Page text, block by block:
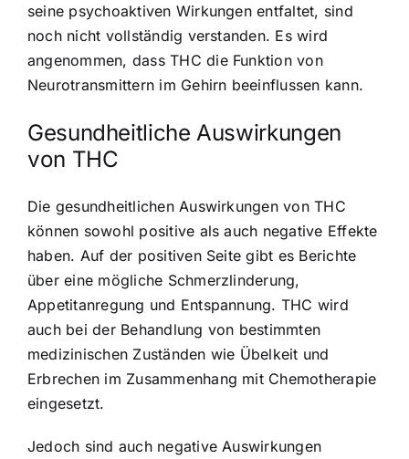
seine psychoaktiven Wirkungen entfaltet, sind
noch nicht vollständig verstanden. Es wird
angenommen, dass THC die Funktion von
Neurotransmittern im Gehirn beeinflussen kann.
Gesundheitliche Auswirkungen
von THC
Die gesundheitlichen Auswirkungen von THC
können sowohl positive als auch negative Effekte
haben. Auf der positiven Seite gibt es Berichte
über eine mögliche Schmerzlinderung,
Appetitanregung und Entspannung. THC wird
auch bei der Behandlung von bestimmten
medizinischen Zuständen wie Übelkeit und
Erbrechen im Zusammenhang mit Chemotherapie
eingesetzt.
Jedoch sind auch negative Auswirkungen